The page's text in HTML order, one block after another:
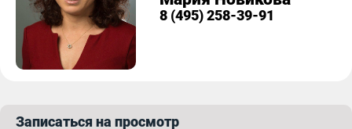
8 (495) 258-39-91
Записаться на просмотр